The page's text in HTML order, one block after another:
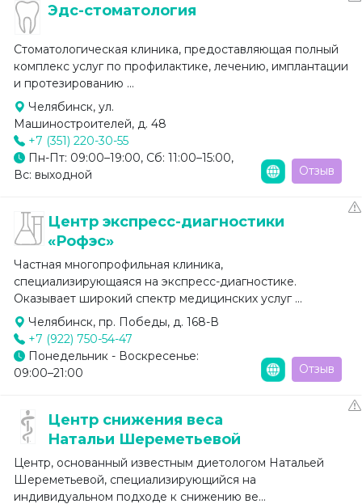
Эдс-стоматология
Стоматологическая клиника, предоставляющая полный
комплекс услуг по профилактике, лечению, имплантации
и протезированию ...
Челябинск, ул.
Машиностроителей, д. 48
+7 (351) 220-30-55
Пн-Пт: 09:00–19:00, Сб: 11:00–15:00,
Вс: выходной
Отзыв
Центр экспресс-диагностики
«Рофэс»
Частная многопрофильная клиника,
специализирующаяся на экспресс-диагностике.
Оказывает широкий спектр медицинских услуг ...
Челябинск, пр. Победы, д. 168-В
+7 (922) 750-54-47
Понедельник - Воскресенье:
09:00–21:00
Отзыв
Центр снижения веса
Натальи Шереметьевой
Центр, основанный известным диетологом Натальей
Шереметьевой, специализирующийся на
индивидуальном подходе к снижению ве...